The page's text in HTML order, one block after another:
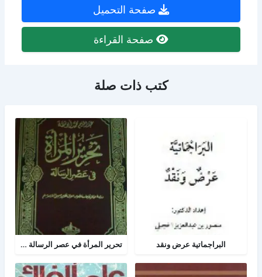
صفحة التحميل
صفحة القراءة
كتب ذات صلة
البراجماتية عرض ونقد تحرير المرأة في عصر الرسالة جــ 2